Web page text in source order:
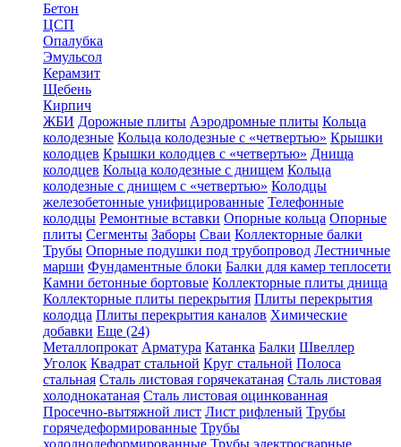
Бетон
ЦСП
Опалубка
Эмульсол
Керамзит
Щебень
Кирпич
ЖБИ Дорожные плиты Аэродромные плиты Кольца
колодезные Кольца колодезные с «четвертью» Крышки
колодцев Крышки колодцев с «четвертью» Днища
колодцев Кольца колодезные с днищем Кольца
колодезные с днищем с «четвертью» Колодцы
железобетонные унифицированные Телефонные
колодцы Ремонтные вставки Опорные кольца Опорные
плиты Сегменты Заборы Сваи Коллекторные балки
Трубы Опорные подушки под трубопровод Лестничные
марши Фундаментные блоки Балки для камер теплосети
Камни бетонные бортовые Коллекторные плиты днища
Коллекторные плиты перекрытия Плиты перекрытия
колодца Плиты перекрытия каналов Химические
добавки Еще (24)
Металлопрокат Арматура Катанка Балки Швеллер
Уголок Квадрат стальной Круг стальной Полоса
стальная Сталь листовая горячекатаная Сталь листовая
холоднокатаная Сталь листовая оцинкованная
Просечно-вытяжной лист Лист рифленый Трубы
горячедеформированные Трубы
холоднодеформированные Трубы электросварные